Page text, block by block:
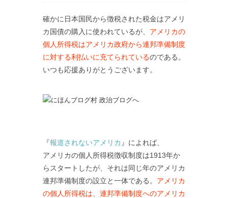
確かに日本国民から徴税された税金はアメリ
カ国債の購入に使われているが、 アメリカの
個人所得税はアメリカ政府から連邦準備制度
に対する利払いに充てられているのである。
いつも応援ありがとうございます。
『報道されないアメリカ 』によれば、
アメリカの個人所得税徴収制度は1913年か
らスタートしたが、それは同じ年のアメリカ
連邦準備制度の設立と一体である。 アメリカ
の個人所得税は、連邦準備制度へのアメリカ